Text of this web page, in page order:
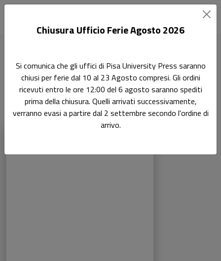
RicercaScienze giuridiche
Chiusura Ufficio Ferie Agosto 2026
Si comunica che gli uffici di Pisa University Press saranno
chiusi per ferie dal 10 al 23 Agosto compresi. Gli ordini
ricevuti entro le ore 12:00 del 6 agosto saranno spediti
prima della chiusura. Quelli arrivati successivamente,
verranno evasi a partire dal 2 settembre secondo l'ordine di
arrivo.